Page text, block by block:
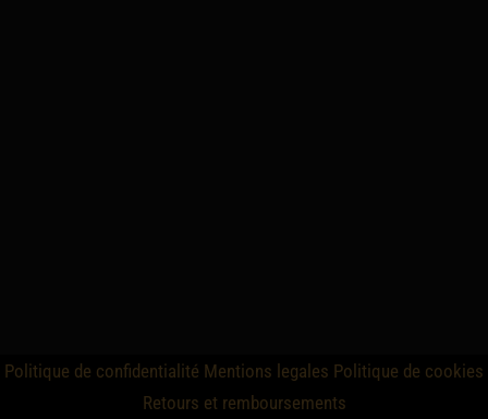
Politique de confidentialité Mentions legales Politique de cookies
Retours et remboursements